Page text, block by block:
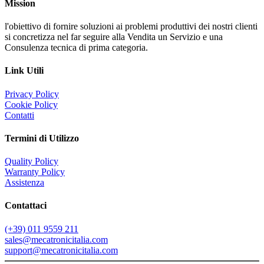
Mission
l'obiettivo di fornire soluzioni ai problemi produttivi dei nostri clienti
si concretizza nel far seguire alla Vendita un Servizio e una
Consulenza tecnica di prima categoria.
Link Utili
Privacy Policy
Cookie Policy
Contatti
Termini di Utilizzo
Quality Policy
Warranty Policy
Assistenza
Contattaci
(+39) 011 9559 211
sales@mecatronicitalia.com
support@mecatronicitalia.com